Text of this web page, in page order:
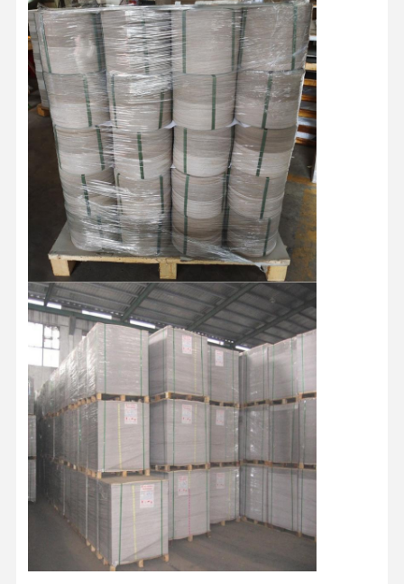
Дом Продукты Видео
Экскурсия
По Фабрике
Контроль
Качества
Связаться С
Нами
Белизна %
≥78.5
Гладкость
≥ 80
Впитываемость
воды с
поверхности
Лицевая
сторона
≤ 50
Оборотная
сторона
40-80
Жесткость (CD) ≥
мН.м 1.2 1.5
Сопротивление
складыванию ≥
Раз
CD≥5 TD≥8
Яркость (ISO)
≥ 74
Покрытие г/м2
Верхнее покрытие 10-
покрытие 27-30
покрытие 9-11 Общее
50-55
Количество дефектов
шт/м2
≤60
Сорт
/
B/A/AA/AAA
Тип бумаги
/ В рулонах/Листами
Стандартный размер ММ
787MM/889MM/
Рулон/По заказу
787*1092MM/889*1194/
Диаметр рулона
ММ
1250MM
Сердечник бумажной
трубки
Дюймы 3 дюйма/6 дюймов
Упаковка /
Весь поддон обернут
водонепроницаемой
защитой углов из
закреплен двумя
Отгрузка